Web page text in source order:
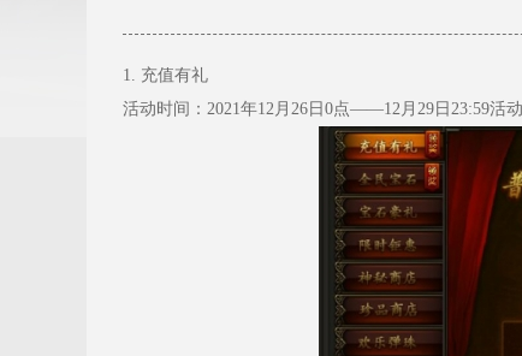
1. 充值有礼
活动时间：2021年12月26日0点——12月29日23:59活